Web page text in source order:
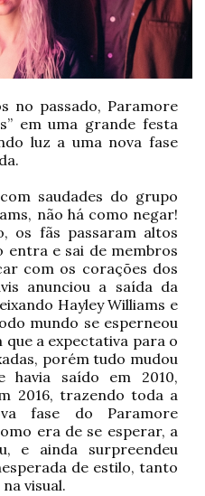
no passado, Paramore
em uma grande festa
luz a uma nova fase
saudades do grupo
não há como negar!
os fãs passaram altos
entra e sai de membros
com os corações dos
anunciou a saída da
Hayley Williams e
mundo se esperneou
a expectativa para o
porém tudo mudou
havia saído em 2010,
2016, trazendo toda a
fase do Paramore
era de se esperar, a
e ainda surpreendeu
de estilo, tanto
visual.